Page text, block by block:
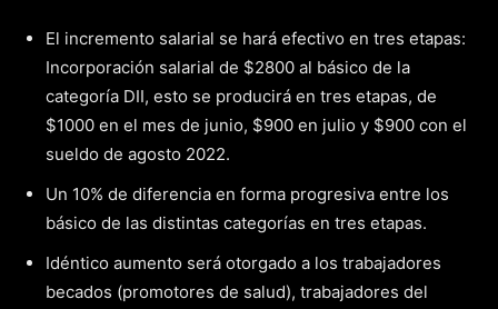
El incremento salarial se hará efectivo en tres etapas:
Incorporación salarial de $2800 al básico de la
categoría DII, esto se producirá en tres etapas, de
$1000 en el mes de junio, $900 en julio y $900 con el
sueldo de agosto 2022.
Un 10% de diferencia en forma progresiva entre los
básico de las distintas categorías en tres etapas.
Idéntico aumento será otorgado a los trabajadores
becados (promotores de salud), trabajadores del